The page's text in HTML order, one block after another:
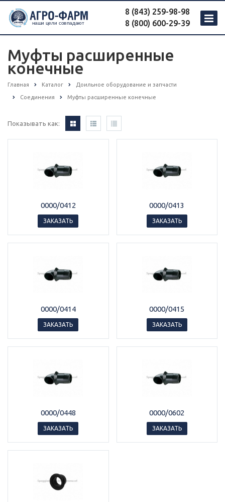
8 (843) 259-98-98
8 (800) 600-29-39
Муфты расширенные
конечные
Главная Каталог Доильное оборудование и запчасти
Соединения Муфты расширенные конечные
Показывать как:
0000/0412
ЗАКАЗАТЬ
0000/0413
ЗАКАЗАТЬ
0000/0414
ЗАКАЗАТЬ
0000/0415
ЗАКАЗАТЬ
0000/0448
ЗАКАЗАТЬ
0000/0602
ЗАКАЗАТЬ